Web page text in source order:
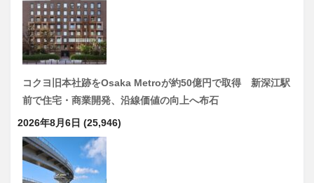
コクヨ旧本社跡をOsaka Metroが約50億円で取得 新深江駅
前で住宅・商業開発、沿線価値の向上へ布石
2026年8月6日 (25,946)